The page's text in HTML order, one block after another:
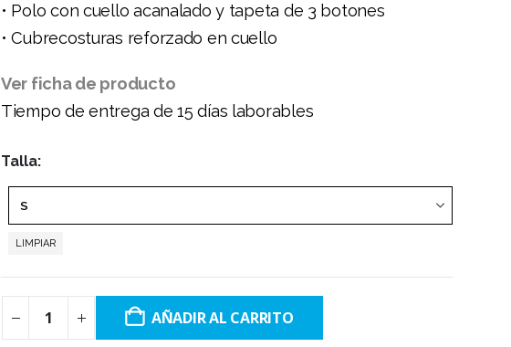
• Polo con cuello acanalado y tapeta de 3 botones
• Cubrecosturas reforzado en cuello
Ver ficha de producto
Tiempo de entrega de 15 días laborables
Talla
LIMPIAR
AÑADIR AL CARRITO